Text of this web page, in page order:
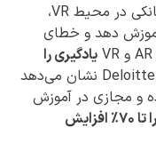
حوزه فین‌تک با شبیه‌سازی فرآیندهای بانکی در محیط VR،
آموزش دهد و خطای
یادگیری را
. تحقیقات Deloitte نشان می‌دهد
و مجازی در آموزش
سطح یادگیری و حفظ اطلاعات را تا ۷۰٪ افزایش